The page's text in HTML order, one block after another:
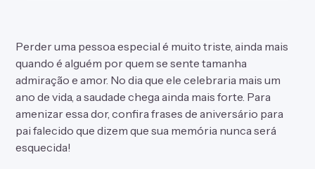
Perder uma pessoa especial é muito triste, ainda mais
quando é alguém por quem se sente tamanha
admiração e amor. No dia que ele celebraria mais um
ano de vida, a saudade chega ainda mais forte. Para
amenizar essa dor, confira frases de aniversário para
pai falecido que dizem que sua memória nunca será
esquecida!